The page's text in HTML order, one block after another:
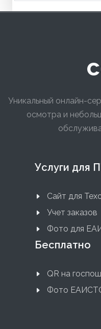
Уникальный онлайн-
осмотра и
Услуги для
Сайт для
Учет заказов
Фото для
Бесплатно
QR на
Фото